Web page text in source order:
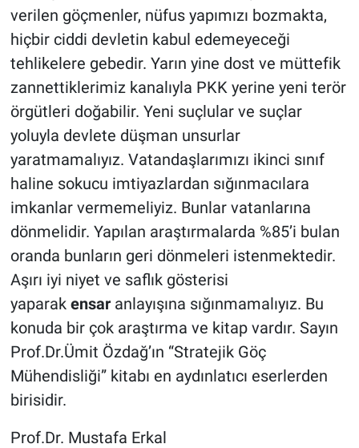
verilen göçmenler, nüfus yapımızı bozmakta,
hiçbir ciddi devletin kabul edemeyeceği
tehlikelere gebedir. Yarın yine dost ve müttefik
zannettiklerimiz kanalıyla PKK yerine yeni terör
örgütleri doğabilir. Yeni suçlular ve suçlar
yoluyla devlete düşman unsurlar
yaratmamalıyız. Vatandaşlarımızı ikinci sınıf
haline sokucu imtiyazlardan sığınmacılara
imkanlar vermemeliyiz. Bunlar vatanlarına
dönmelidir. Yapılan araştırmalarda %85’i bulan
oranda bunların geri dönmeleri istenmektedir.
Aşırı iyi niyet ve saflık gösterisi
yaparak ensaranlayışına sığınmamalıyız. Bu
konuda bir çok araştırma ve kitap vardır. Sayın
Prof.Dr.Ümit Özdağ’ın “Stratejik Göç
Mühendisliği” kitabı en aydınlatıcı eserlerden
birisidir.
Prof.Dr. Mustafa Erkal